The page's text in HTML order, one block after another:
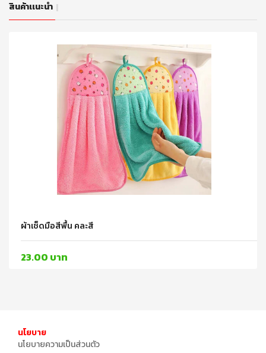
สินค้าเเนะนำ
ผ้าเช็ดมือสีพื้น คละสี
23.00 บาท
นโยบาย
นโยบายความเป็นส่วนตัว